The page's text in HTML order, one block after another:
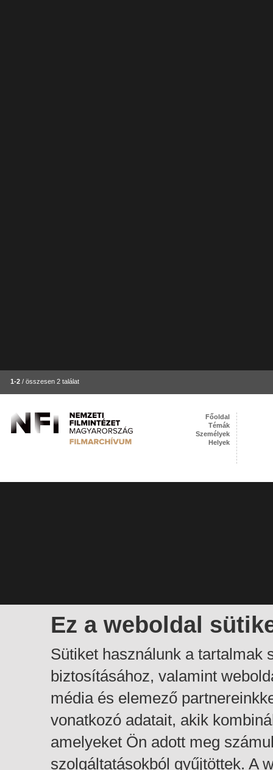
1-2 / összesen 2 találat
Ez a weboldal
Sütiket használunk a tartalmak
biztosításához, valamint
média és elemező
vonatkozó adatait, akik
amelyeket Ön adott meg
szolgáltatásokból gyűjtöttek. A
Főoldal
Témák
Személyek
Helyek